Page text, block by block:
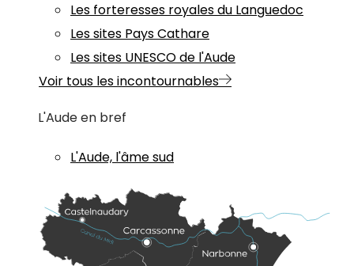
Les forteresses royales du Languedoc
Les sites Pays Cathare
Les sites UNESCO de l'Aude
Voir tous les incontournables
L'Aude en bref
L'Aude, l'âme sud